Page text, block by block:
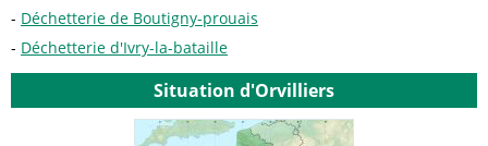
Déchetterie de Boutigny-prouais
Déchetterie d'Ivry-la-bataille
Situation d'Orvilliers